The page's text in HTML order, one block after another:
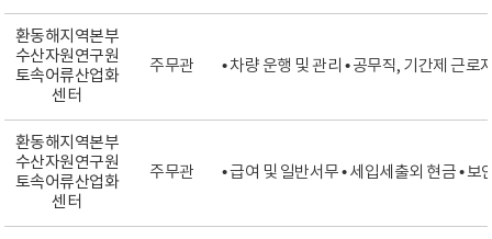
환동해지역본부
수산자원연구원
토속어류산업화
센터
주무관 • 차량 운행 및 관리 • 공무직, 기간제 근로
환동해지역본부
수산자원연구원
토속어류산업화
센터
주무관 • 급여 및 일반서무 • 세입세출외 현금 • 보